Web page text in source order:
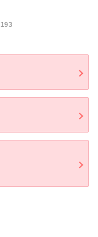
193